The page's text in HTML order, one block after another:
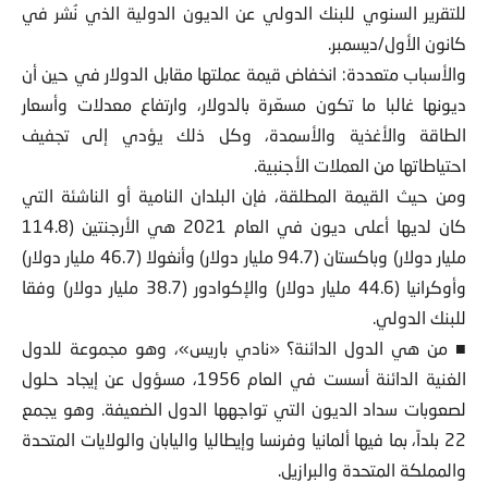
للتقرير السنوي للبنك الدولي عن الديون الدولية الذي نُشر في
كانون الأول/ديسمبر.
والأسباب متعددة: انخفاض قيمة عملتها مقابل الدولار في حين أن
ديونها غالبا ما تكون مسعّرة بالدولار، وارتفاع معدلات وأسعار
الطاقة والأغذية والأسمدة، وكل ذلك يؤدي إلى تجفيف
احتياطاتها من العملات الأجنبية.
ومن حيث القيمة المطلقة، فإن البلدان النامية أو الناشئة التي
كان لديها أعلى ديون في العام 2021 هي الأرجنتين (114.8
مليار دولار) وباكستان (94.7 مليار دولار) وأنغولا (46.7 مليار دولار)
وأوكرانيا (44.6 مليار دولار) والإكوادور (38.7 مليار دولار) وفقا
للبنك الدولي.
■ من هي الدول الدائنة؟ «نادي باريس»، وهو مجموعة للدول
الغنية الدائنة أسست في العام 1956، مسؤول عن إيجاد حلول
لصعوبات سداد الديون التي تواجهها الدول الضعيفة. وهو يجمع
22 بلداً، بما فيها ألمانيا وفرنسا وإيطاليا واليابان والولايات المتحدة
والمملكة المتحدة والبرازيل.